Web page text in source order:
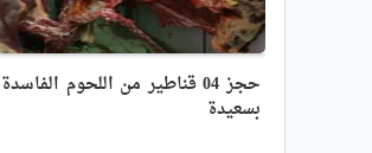
حجز 04 قناطير من اللحوم الفاسدة
بسعيدة